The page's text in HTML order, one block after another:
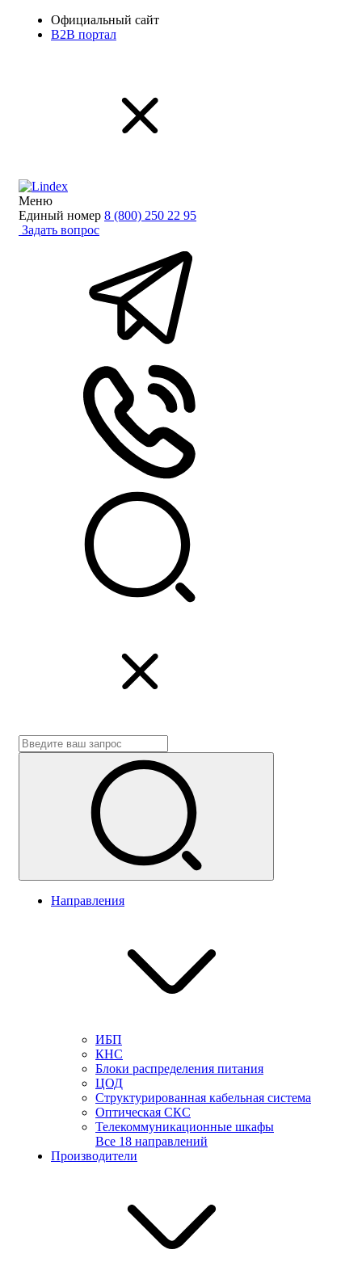
Официальный сайт
B2B портал
Меню
Единый номер 8 (800) 250 22 95
Задать вопрос
Направления
ИБП
КНС
Блоки распределения питания
ЦОД
Структурированная кабельная система
Оптическая СКС
Телекоммуникационные шкафы
Все 18 направлений
Производители